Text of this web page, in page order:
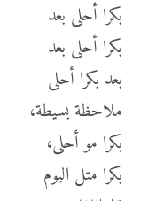
بكرا أحلى بعد
بكرا أحلى بعد
بعد بكرا أحلى
ملاحظة بسيطة،
بكرا مو أحلى،
بكرا متل اليوم